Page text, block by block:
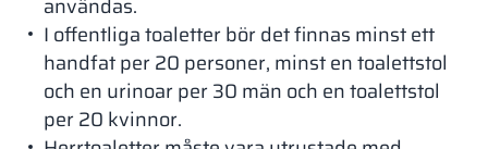
användas.
I offentliga toaletter bör det finnas minst ett
handfat per 20 personer, minst en toalettstol
och en urinoar per 30 män och en toalettstol
per 20 kvinnor.